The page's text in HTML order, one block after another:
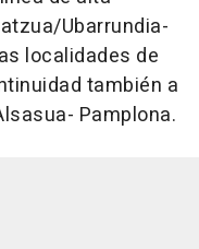
Ubarrundia-
localidades de
también a
Pamplona.